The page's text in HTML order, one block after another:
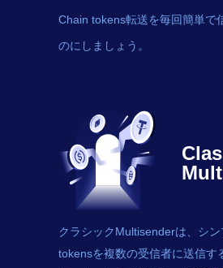
Chain tokens転送を毎回簡単で
のにしましょう。
クラシックMultisenderは、シ
tokensを複数の受信者に送信す